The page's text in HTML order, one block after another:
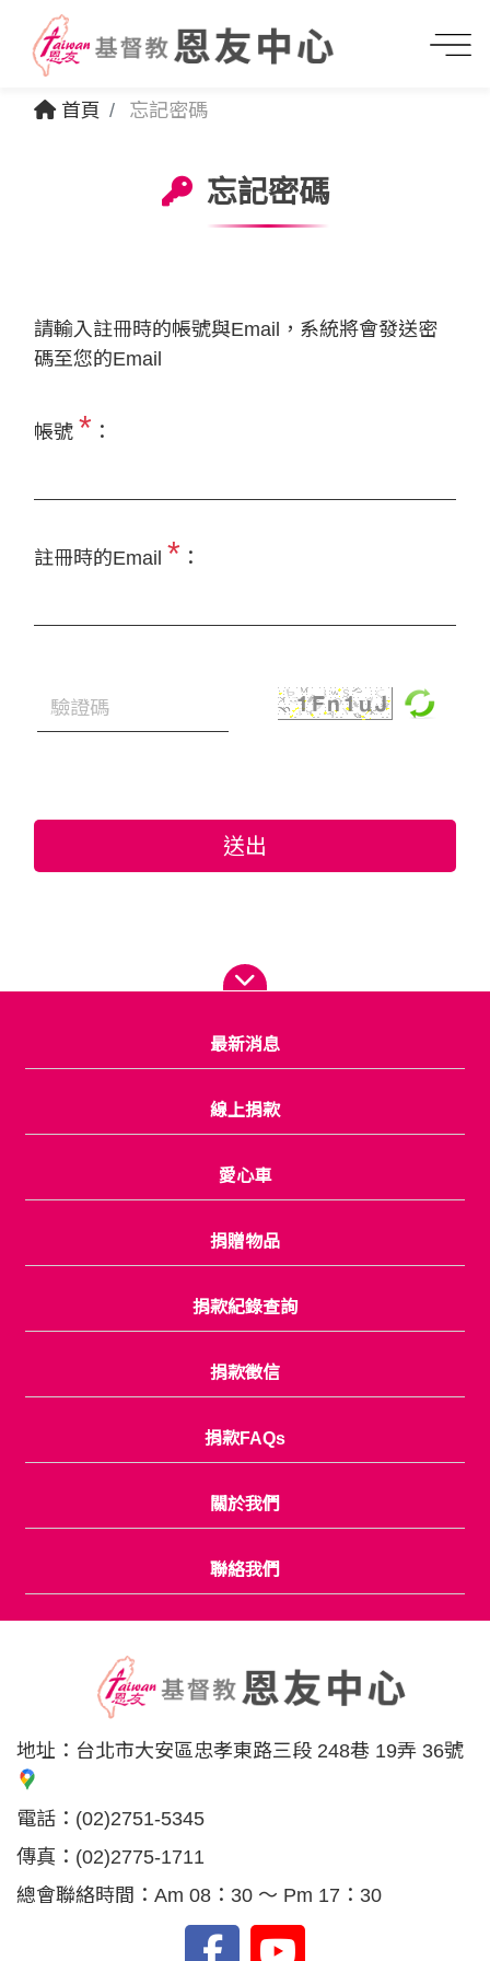
首頁 忘記密碼
忘記密碼
請輸入註冊時的帳號與Email，系統將會發送密
碼至您的Email
帳號 * ：
註冊時的Email * ：
送出
最新消息
線上捐款
愛心車
捐贈物品
捐款紀錄查詢
捐款徵信
捐款FAQs
關於我們
聯絡我們
地址： 台北市大安區忠孝東路三段 248巷 19弄 36號
電話： (02)2751-5345
傳真： (02)2775-1711
總會聯絡時間：Am 08：30 ～ Pm 17：30